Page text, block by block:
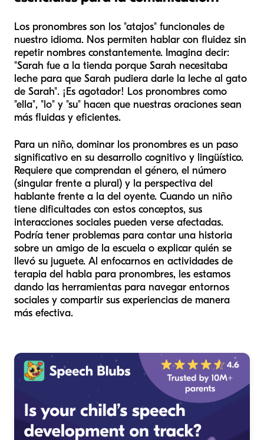
Los pronombres son los "atajos" funcionales de
nuestro idioma. Nos permiten hablar con fluidez sin
repetir nombres constantemente. Imagina decir:
"Sarah fue a la tienda porque Sarah necesitaba
leche para que Sarah pudiera darle la leche al gato
de Sarah". ¡Es agotador! Los pronombres como
"ella", "lo" y "su" hacen que nuestras oraciones sean
más fluidas y eficientes.
Para un niño, dominar los pronombres es un paso
significativo en su desarrollo cognitivo y lingüístico.
Requiere que comprendan el género, el número
(singular frente a plural) y la perspectiva del
hablante frente a la del oyente. Cuando un niño
tiene dificultades con estos conceptos, sus
interacciones sociales pueden verse afectadas.
Podría tener problemas para contar una historia
sobre un amigo de la escuela o explicar quién se
llevó su juguete. Al enfocarnos en actividades de
terapia del habla para pronombres, les estamos
dando las herramientas para navegar entornos
sociales y compartir sus experiencias de manera
más efectiva.